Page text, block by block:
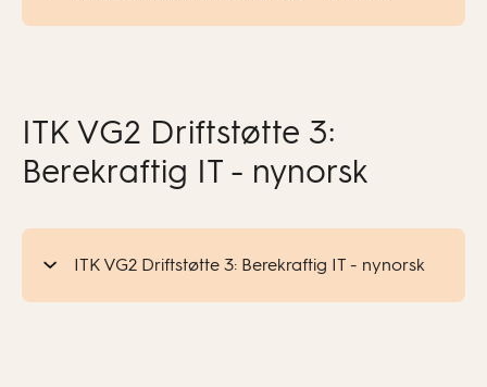
ITK VG2 Driftstøtte 3:
Berekraftig IT - nynorsk
ITK VG2 Driftstøtte 3: Berekraftig IT - nynorsk